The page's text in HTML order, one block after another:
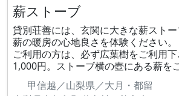
薪ストーブ
貸別荘善には、玄関に大きな薪ストー
薪の暖房の心地良さを体験ください。
ご利用の方は、必ず広葉樹をご利用
1,000円。ストーブ横の壺にある薪を
甲信越／山梨県／大月・都留